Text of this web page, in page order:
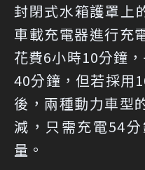
封閉式水箱護罩上
車載充電器進行充
花費6小時10分鐘
40分鐘，但若採用
後，兩種動力車型
減，只需充電54
量。